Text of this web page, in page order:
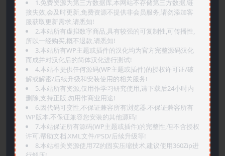
1.免费资源为第三方数据库,本网站不存储第三方数据,链
接失效,会及时更新,免费资源不提供非会员服务,请勿添加客
服获取更新需求,请悉知!
2.本站所有虚拟数字商品,具有较强的可复制性,可传播性,
所以一经购买,概不退款,请悉知!
3.本站所有WP主题或插件的汉化均为官方完整源码汉化
而成并对汉化后的简体汉化进行测试!
4.本站不提供任何源码(WP主题或插件)的授权许可证/破
解或解密/后续升级和安装使用的相关服务!
5.本站所有资源,仅用作学习研究使用,请下载后24小时内
删除,支持正版,勿用作商业用途!
6.因代码可变性,不保证兼容所有浏览器.不保证兼容所有
WP版本.不保证兼容您安装的其他源码!
7.本站保证所有源码(WP主题或插件)的完整性,但不含授权
许可.帮助文档.XML文件/PSD/后续升级等!
8.本站相关资源使用7Z的固实压缩技术,建议使用360Zip进